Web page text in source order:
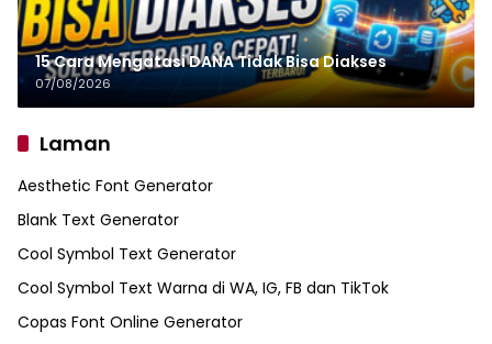
15 Cara Mengatasi DANA Tidak Bisa Diakses
07/08/2026
Laman
Aesthetic Font Generator
Blank Text Generator
Cool Symbol Text Generator
Cool Symbol Text Warna di WA, IG, FB dan TikTok
Copas Font Online Generator